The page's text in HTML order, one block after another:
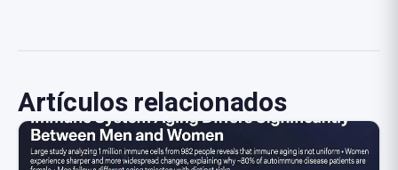
Artículos relacionados